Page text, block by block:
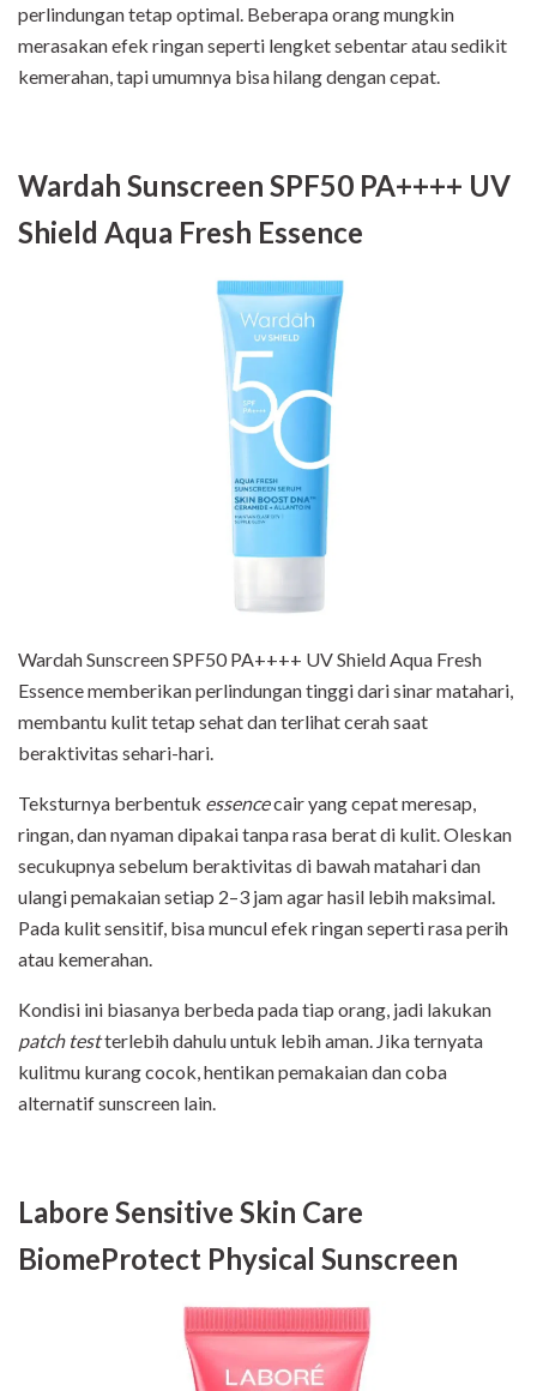
perlindungan tetap optimal. Beberapa orang mungkin
merasakan efek ringan seperti lengket sebentar atau sedikit
kemerahan, tapi umumnya bisa hilang dengan cepat.
Wardah Sunscreen SPF50 PA++++ UV
Shield Aqua Fresh Essence
Wardah Sunscreen SPF50 PA++++ UV Shield Aqua Fresh
Essence memberikan perlindungan tinggi dari sinar matahari,
membantu kulit tetap sehat dan terlihat cerah saat
beraktivitas sehari-hari.
Teksturnya berbentuk essencecair yang cepat meresap,
ringan, dan nyaman dipakai tanpa rasa berat di kulit. Oleskan
secukupnya sebelum beraktivitas di bawah matahari dan
ulangi pemakaian setiap 2–3 jam agar hasil lebih maksimal.
Pada kulit sensitif, bisa muncul efek ringan seperti rasa perih
atau kemerahan.
Kondisi ini biasanya berbeda pada tiap orang, jadi lakukan
patch testterlebih dahulu untuk lebih aman. Jika ternyata
kulitmu kurang cocok, hentikan pemakaian dan coba
alternatif sunscreen lain.
Labore Sensitive Skin Care
BiomeProtect Physical Sunscreen